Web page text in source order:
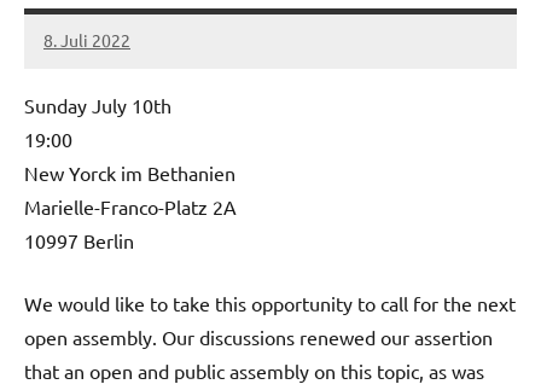
8. Juli 2022
network
Sunday July 10th
19:00
New Yorck im Bethanien
Marielle-Franco-Platz 2A
10997 Berlin
We would like to take this opportunity to call for the next
open assembly. Our discussions renewed our assertion
that an open and public assembly on this topic, as was